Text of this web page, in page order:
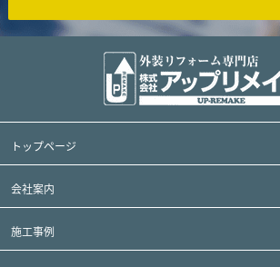
トップページ
会社案内
施工事例